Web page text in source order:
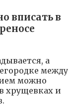
вписать в
а
между
можно
хрущевках и